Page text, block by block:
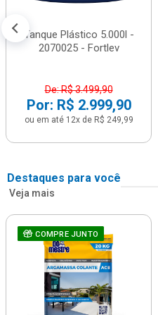
Tanque Plástico 5.000l -
2070025 - Fortlev
De: R$ 3.499,90
Por: R$ 2.999,90
ou em até 12x de R$ 249,99
Destaques para você
Veja mais
COMPRE JUNTO